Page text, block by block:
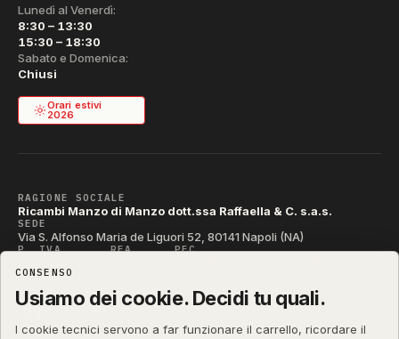
Lunedì al Venerdì:
8:30 – 13:30
15:30 – 18:30
Sabato e Domenica:
Chiusi
Orari estivi
2026
RAGIONE SOCIALE
Ricambi Manzo di Manzo dott.ssa Raffaella & C. s.a.s.
SEDE
Via S. Alfonso Maria de Liguori 52, 80141 Napoli (NA)
P. IVA REA PEC
CODICE SDI
T04ZHR3
CONSENSO
Usiamo dei cookie. Decidi tu quali.
I cookie tecnici servono a far funzionare il carrello, ricordare il